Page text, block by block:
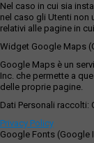
Nel caso in cui sia
nel caso gli Utenti
relativi alle pagine in
Widget Google Maps
Google Maps è un
Inc. che permette a
delle proprie pagine.
Dati Personali raccolti:
Privacy Policy
Google Fonts (Google